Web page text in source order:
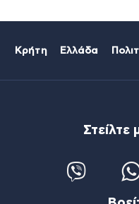
Κρήτη Ελλάδα
Στείλτε